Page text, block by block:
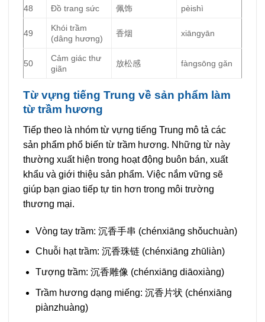
48 Đồ trang sức 佩饰 pèishì
49
Khói trầm
(dâng hương)
香烟 xiāngyān
50
Cảm giác thư
giãn
放松感 fàngsōng gǎn
Từ vựng tiếng Trung về sản phẩm làm
từ trầm hương
Tiếp theo là nhóm từ vựng tiếng Trung mô tả các
sản phẩm phổ biến từ trầm hương. Những từ này
thường xuất hiện trong hoạt động buôn bán, xuất
khẩu và giới thiệu sản phẩm. Việc nắm vững sẽ
giúp bạn giao tiếp tự tin hơn trong môi trường
thương mại.
Vòng tay trầm: 沉香手串 (chénxiāng shǒuchuàn)
Chuỗi hạt trầm: 沉香珠链 (chénxiāng zhūliàn)
Tượng trầm: 沉香雕像 (chénxiāng diāoxiàng)
Trầm hương dạng miếng: 沉香片状 (chénxiāng
piànzhuàng)